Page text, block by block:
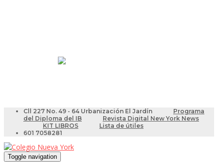
Cll 227 No. 49 - 64 Urbanización El Jardín
Programa
del Diploma del IB
Revista Digital New York News
KIT LIBROS
Lista de útiles
601 7058281
Toggle navigation